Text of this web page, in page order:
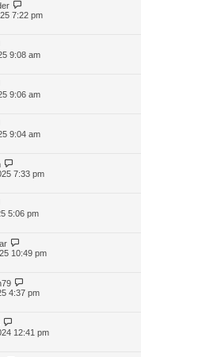
7:22 pm
9:08 am
9:06 am
9:04 am
7:33 pm
5:06 pm
10:49 pm
4:37 pm
12:41 pm